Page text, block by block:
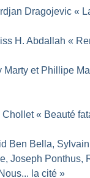
Dragojevic «
H. Abdallah «
Marty et Phillipe
Chollet « Beauté
Ben Bella,
Joseph Ponthus,
Nous... la cité »